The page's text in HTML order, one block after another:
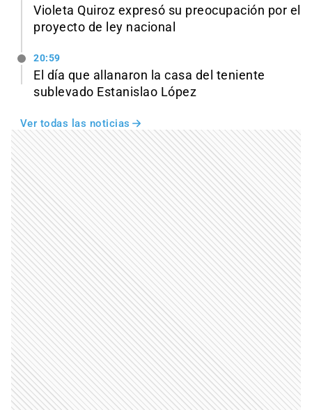
Violeta Quiroz expresó su preocupación por el
proyecto de ley nacional
20:59
El día que allanaron la casa del teniente
sublevado Estanislao López
Ver todas las noticias